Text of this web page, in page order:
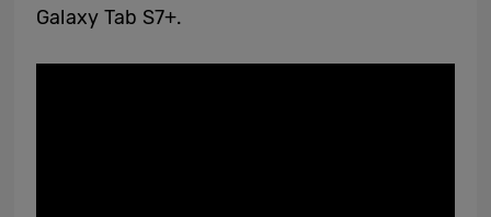
Galaxy Tab S7+.